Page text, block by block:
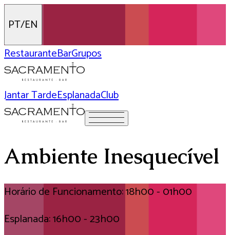
PT/EN
RestauranteBarGrupos
Jantar TardeEsplanadaClub
Ambiente Inesquecível
Horário de Funcionamento: 18h00 - 01h00
Esplanada: 16h00 - 23h00